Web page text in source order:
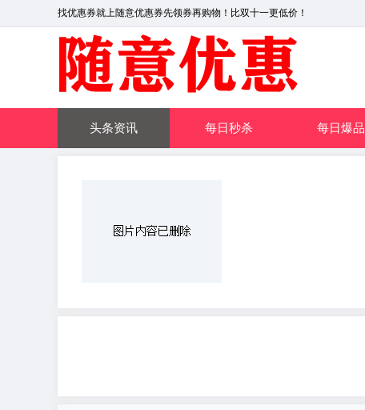
找优惠券就上随意优惠券先领券再购物！比双十一更低价！
头条资讯 每日秒杀 每日爆品